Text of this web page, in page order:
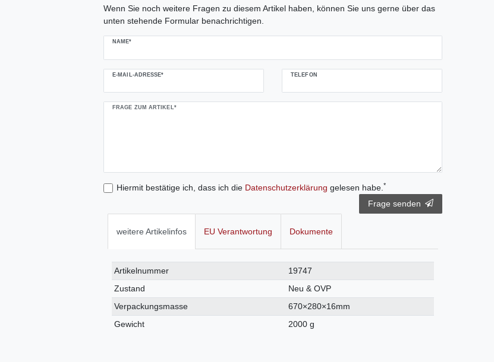
Wenn Sie noch weitere Fragen zu diesem Artikel haben, können Sie uns gerne über das
unten stehende Formular benachrichtigen.
NAME*
E-MAIL-ADRESSE* TELEFON
FRAGE ZUM ARTIKEL*
Hiermit bestätige ich, dass ich die Daten­schutz­erklärung gelesen habe.*
Frage senden
weitere Artikelinfos EU Verantwortung Dokumente
Technisches
Merkmal
Wert
Artikelnummer
19747
Zustand
Neu & OVP
Verpackungsmasse
670×280×16mm
Gewicht
2000 g